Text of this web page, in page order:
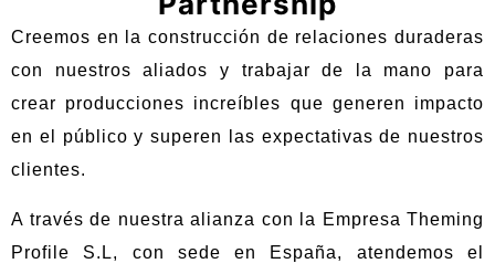
Creemos en la construcción de relaciones duraderas
con nuestros aliados y trabajar de la mano para
crear producciones increíbles que generen impacto
en el público y superen las expectativas de nuestros
clientes.
A través de nuestra alianza con la Empresa Theming
Profile S.L, con sede en España, atendemos el